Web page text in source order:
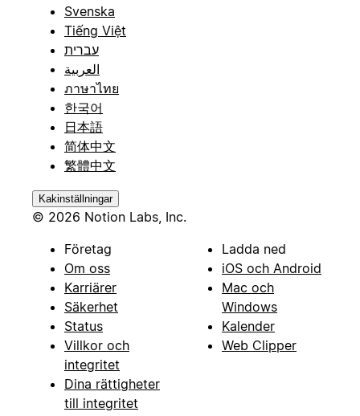
Svenska
Tiếng Việt
עברית
العربية
ภาษาไทย
한국어
日本語
简体中文
繁體中文
Kakinställningar
© 2026 Notion Labs, Inc.
Företag
Om oss
Karriärer
Säkerhet
Status
Villkor och
integritet
Dina rättigheter
till integritet
Ladda ned
iOS och Android
Mac och
Windows
Kalender
Web Clipper